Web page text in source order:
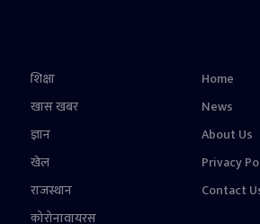
शिक्षा
खास खबर
ज्ञान
खेल
राजस्थान
कोरोनावायरस
Home
News
About Us
Privacy
Contact